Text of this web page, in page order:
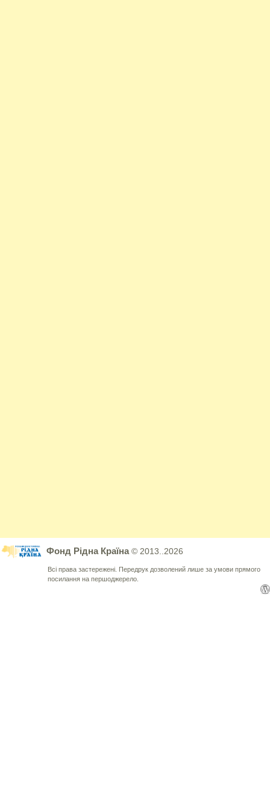
Фонд Рідна Країна© 2013..2026
Всі права застережені. Передрук дозволений лише за умови прямого
посилання на першоджерело.